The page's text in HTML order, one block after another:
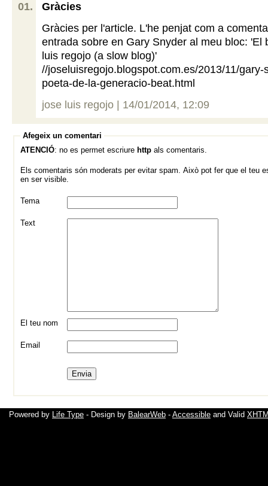
Gràcies
Gràcies per l'article. L'he penjat com a
entrada sobre en Gary Snyder al meu bloc: 'El
luis regojo (a slow blog)'
//joseluisregojo.blogspot.com.es/2013/11/gary-
poeta-de-la-generacio-beat.html
jose luis regojo | 14/01/2014, 12:09
Afegeix un comentari
ATENCIÓ: no es permet escriure http als comentaris.
Els comentaris són moderats per evitar spam. Això pot fer que el teu
en ser visible.
Tema
Text
El teu nom
Email
Powered by Life Type - Design by BalearWeb - Accessible and Valid